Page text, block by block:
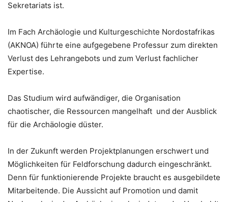
Sekretariats ist.
Im Fach Archäologie und Kulturgeschichte Nordostafrikas
(AKNOA) führte eine aufgegebene Professur zum direkten
Verlust des Lehrangebots und zum Verlust fachlicher
Expertise.
Das Studium wird aufwändiger, die Organisation
chaotischer, die Ressourcen mangelhaft und der Ausblick
für die Archäologie düster.
In der Zukunft werden Projektplanungen erschwert und
Möglichkeiten für Feldforschung dadurch eingeschränkt.
Denn für funktionierende Projekte braucht es ausgebildete
Mitarbeitende. Die Aussicht auf Promotion und damit